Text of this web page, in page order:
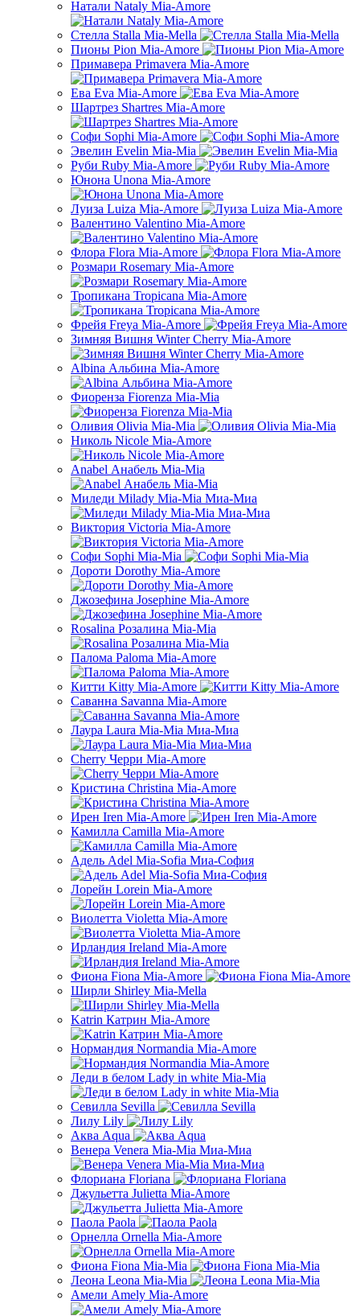
Натали Nataly Mia-Amore
Стелла Stalla Mia-Mella
Пионы Pion Mia-Amore
Примавера Primavera Mia-Amore
Ева Eva Mia-Amore
Шартрез Shartres Mia-Amore
Софи Sophi Mia-Amore
Эвелин Evelin Mia-Mia
Руби Ruby Mia-Amore
Юнона Unona Mia-Amore
Луиза Luiza Mia-Amore
Валентино Valentino Mia-Amore
Флора Flora Mia-Amore
Розмари Rosemary Mia-Amore
Тропикана Tropicana Mia-Amore
Фрейя Freya Mia-Amore
Зимняя Вишня Winter Cherry Mia-Amore
Albina Альбина Mia-Amore
Фиоренза Fiorenza Mia-Mia
Оливия Olivia Mia-Mia
Николь Nicole Mia-Amore
Anabel Анабель Mia-Mia
Миледи Milady Mia-Mia Миа-Миа
Виктория Victoria Mia-Amore
Софи Sophi Mia-Mia
Дороти Dorothy Mia-Amore
Джозефина Josephine Mia-Amore
Rosalina Розалина Mia-Mia
Палома Paloma Mia-Amore
Китти Kitty Mia-Amore
Саванна Savanna Mia-Amore
Лаура Laura Mia-Mia Миа-Миа
Cherry Черри Mia-Amore
Кристина Christina Mia-Amore
Ирен Iren Mia-Amore
Камилла Camilla Mia-Amore
Адель Adel Mia-Sofia Миа-София
Лорейн Lorein Mia-Amore
Виолетта Violetta Mia-Amore
Ирландия Ireland Mia-Amore
Фиона Fiona Mia-Amore
Ширли Shirley Mia-Mella
Katrin Катрин Mia-Amore
Нормандия Normandia Mia-Amore
Леди в белом Lady in white Mia-Mia
Севилла Sevilla
Лилу Lily
Аква Aqua
Венера Venera Mia-Mia Миа-Миа
Флориана Floriana
Джульетта Julietta Mia-Amore
Паола Paola
Орнелла Ornella Mia-Amore
Фиона Fiona Mia-Mia
Леона Leona Mia-Mia
Амели Amely Mia-Amore